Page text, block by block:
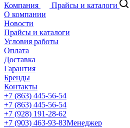
Компания
Прайсы и каталоги
О компании
Новости
Прайсы и каталоги
Условия работы
Оплата
Доставка
Гарантия
Бренды
Контакты
+7 (863) 445-56-54
+7 (863) 445-56-54
+7 (928) 191-28-62
+7 (903) 463-93-83Менеджер